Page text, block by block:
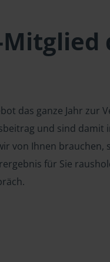
das ganze Jahr zur
und sind damit
von Ihnen brauchen,
für Sie